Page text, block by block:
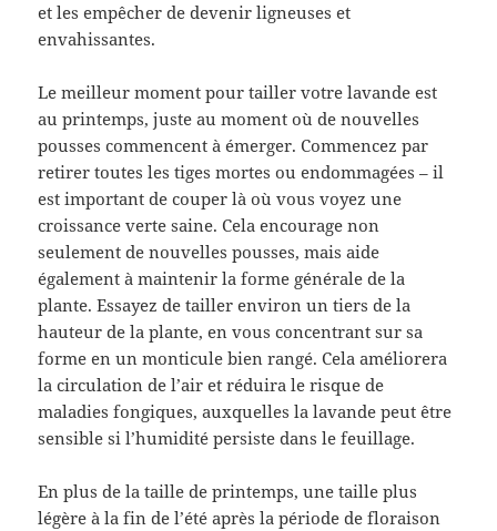
et les empêcher de devenir ligneuses et
envahissantes.
Le meilleur moment pour tailler votre lavande est
au printemps, juste au moment où de nouvelles
pousses commencent à émerger. Commencez par
retirer toutes les tiges mortes ou endommagées – il
est important de couper là où vous voyez une
croissance verte saine. Cela encourage non
seulement de nouvelles pousses, mais aide
également à maintenir la forme générale de la
plante. Essayez de tailler environ un tiers de la
hauteur de la plante, en vous concentrant sur sa
forme en un monticule bien rangé. Cela améliorera
la circulation de l’air et réduira le risque de
maladies fongiques, auxquelles la lavande peut être
sensible si l’humidité persiste dans le feuillage.
En plus de la taille de printemps, une taille plus
légère à la fin de l’été après la période de floraison